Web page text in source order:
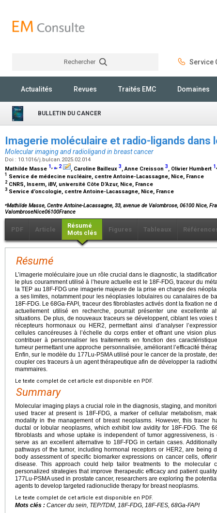
Rechercher Service
Actualités Revues Traités EMC Domaines
BULLETIN DU CANCER
Imagerie moléculaire et radio-ligands dans
Molecular imaging and radioligand in breast cancer
Doi : 10.1016/j.bulcan.2025.02.014
Mathilde Masse 1,⁎, 2 , Caroline Bailleux 3, Anne Creisson 3, Olivier Humbert 1
1 Service de médecine nucléaire, centre Antoine-Lacassagne, Nice, France
2 CNRS, Inserm, iBV, université Côte D’Azur, Nice, France
3 Service d’oncologie, centre Antoine-Lacassagne, Nice, France
⁎Mathilde Masse, Centre Antoine-Lacassagne, 33, avenue de Valombrose, 06100 Nice,
ValombroseNice06100France
PDF Article
Résumé
Mots clés
Figures Tableaux
Résumé
L’imagerie moléculaire joue un rôle crucial dans le diagnostic, la
le plus couramment utilisé à l’heure actuelle est le 18F-FDG, traceur du
la TEP au 18F-FDG une imagerie majeure de la prise en charge des
a ses limites, notamment pour les néoplasies lobulaires ou canalaires de
18F-FDG. Le 68Ga-FAPI, traceur des fibroblastes activés dont la fixation ne
actuellement utilisé en recherche, pourrait présenter une excellente
situations. De plus, de nouveaux traceurs se développent, ciblant les voies
récepteurs hormonaux ou HER2, permettant ainsi d’analyser
cellules cancéreuses à l’échelle du corps entier et offrant une vision
contribuer à personnaliser les traitements en fonction des
tumeur permettant une approche personnalisée, améliorant l’efficacité
Enfin, sur le modèle du 177Lu-PSMA utilisé pour le cancer de la prostate,
coupler ces traceurs à un agent thérapeutique afin de développer la
mammaires.
Le texte complet de cet article est disponible en PDF.
Summary
Molecular imaging plays a crucial role in the diagnosis, staging, and
used tracer at present is 18F-FDG, a marker of cellular metabolism,
modality in the management of breast neoplasms. However, this tracer
ductal or lobular neoplasms, which exhibit low avidity for 18F-FDG. The
fibroblasts and whose uptake is independent of tumor aggressiveness,
serve as an excellent alternative to 18F-FDG in certain cases.
pathways of the tumor, including hormonal receptors or HER2, are being
body assessment of specific biomarker expressions on cancer cells,
disease. This approach could help tailor treatments to the molecular
personalized strategies that improve therapeutic efficacy and patient
177Lu-PSMA used in prostate cancer, researchers are exploring the
agents to develop targeted radionuclide therapy for breast neoplasms.
Le texte complet de cet article est disponible en PDF.
Mots clés : Cancer du sein, TEP/TDM, 18F-FDG, 18F-FES, 68Ga-FAPI